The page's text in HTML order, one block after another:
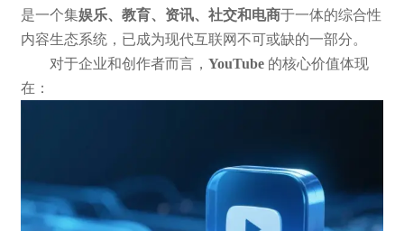
是一个集娱乐、教育、资讯、社交和电商于一体的综合性
内容生态系统，已成为现代互联网不可或缺的一部分。
对于企业和创作者而言， YouTube的核心价值体现
在：